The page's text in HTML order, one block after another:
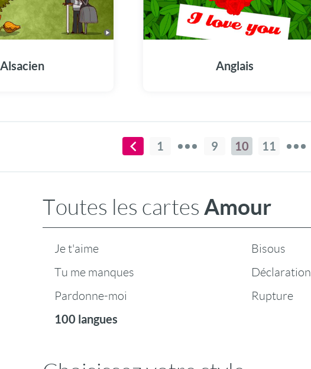
Alsacien Anglais
1 9 10 11
Toutes les cartes Amour
Je t'aime
Tu me manques
Pardonne-moi
100 langues
Bisous
Déclaration
Rupture